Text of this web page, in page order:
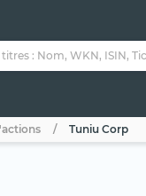
Tuniu Corp